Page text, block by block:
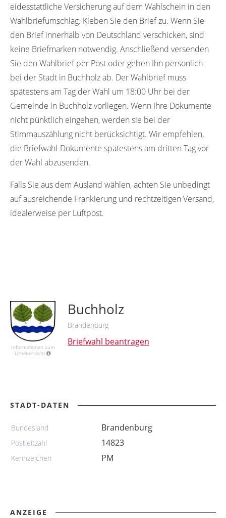
eidesstattliche Versicherung auf dem Wahlschein in den
Wahlbriefumschlag. Kleben Sie den Brief zu. Wenn Sie
den Brief innerhalb von Deutschland verschicken, sind
keine Briefmarken notwendig. Anschließend versenden
Sie den Wahlbrief per Post oder geben Ihn persönlich
bei der Stadt in Buchholz ab. Der Wahlbrief muss
spätestens am Tag der Wahl um 18:00 Uhr bei der
Gemeinde in Buchholz vorliegen. Wenn Ihre Dokumente
nicht pünktlich eingehen, werden sie bei der
Stimmauszählung nicht berücksichtigt. Wir empfehlen,
die Briefwahl-Dokumente spätestens am dritten Tag vor
der Wahl abzusenden.
Falls Sie aus dem Ausland wählen, achten Sie unbedingt
auf ausreichende Frankierung und rechtzeitigen Versand,
idealerweise per Luftpost.
Informationen zum
Urheberrecht
Buchholz
Brandenburg
Briefwahl beantragen
STADT-DATEN
Bundesland Brandenburg
Postleitzahl 14823
Kennzeichen PM
ANZEIGE